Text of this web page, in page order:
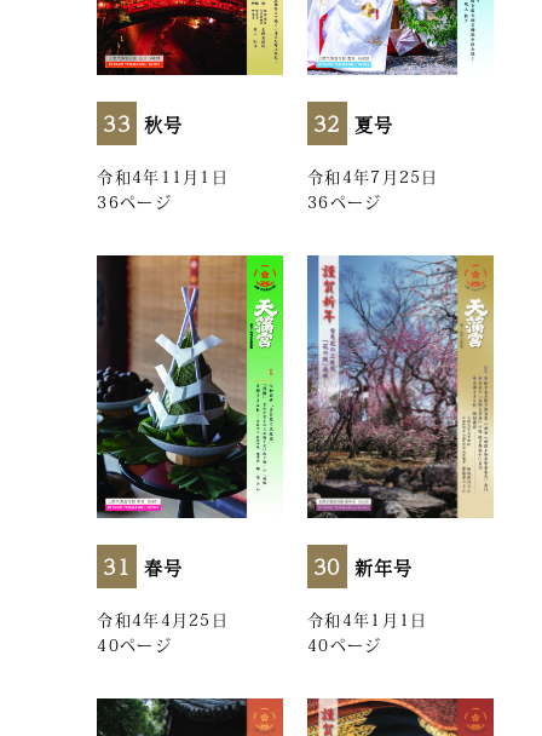
33 秋号
令和4年11月1日
36ページ
32 夏号
令和4年7月25日
36ページ
31 春号
令和4年4月25日
40ページ
30 新年号
令和4年1月1日
40ページ